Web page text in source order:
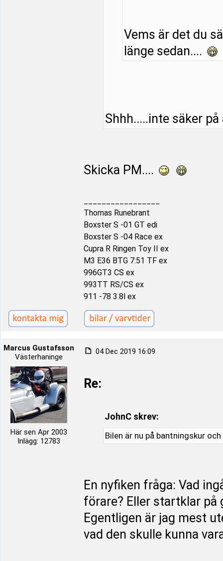
Vems är det du
länge sedan....
Shhh.....inte säker
Skicka PM....
Thomas Runebrant
Boxster S -01 GT edi
Boxster S -04 Race ex
Cupra R Ringen Toy II ex
M3 E36 BTG 7:51 TF ex
996GT3 CS ex
993TT RS/CS ex
911 -78 3.8l ex
Marcus Gustafsson
Västerhaninge
Här sen Apr 2003
Inlägg: 12783
04 Dec 2019 16:09
Re:
JohnC skrev:
Bilen är nu på bantningskur
En nyfiken fråga: Vad
förare? Eller startklar på
Egentligen är jag mest
vad den skulle kunna